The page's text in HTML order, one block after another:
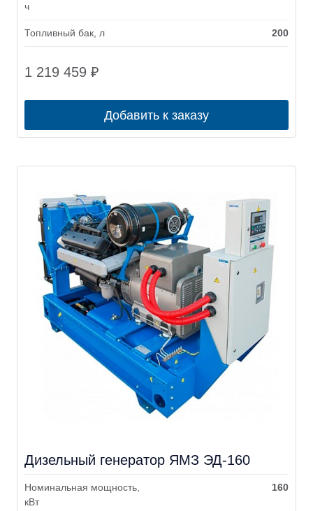
ч
Топливный бак, л 200
1 219 459 ₽
Добавить к заказу
Дизельный генератор ЯМЗ ЭД-160
Номинальная мощность,
кВт
160